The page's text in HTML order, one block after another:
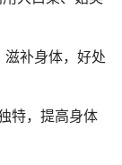
补身体，好处
特，提高身体